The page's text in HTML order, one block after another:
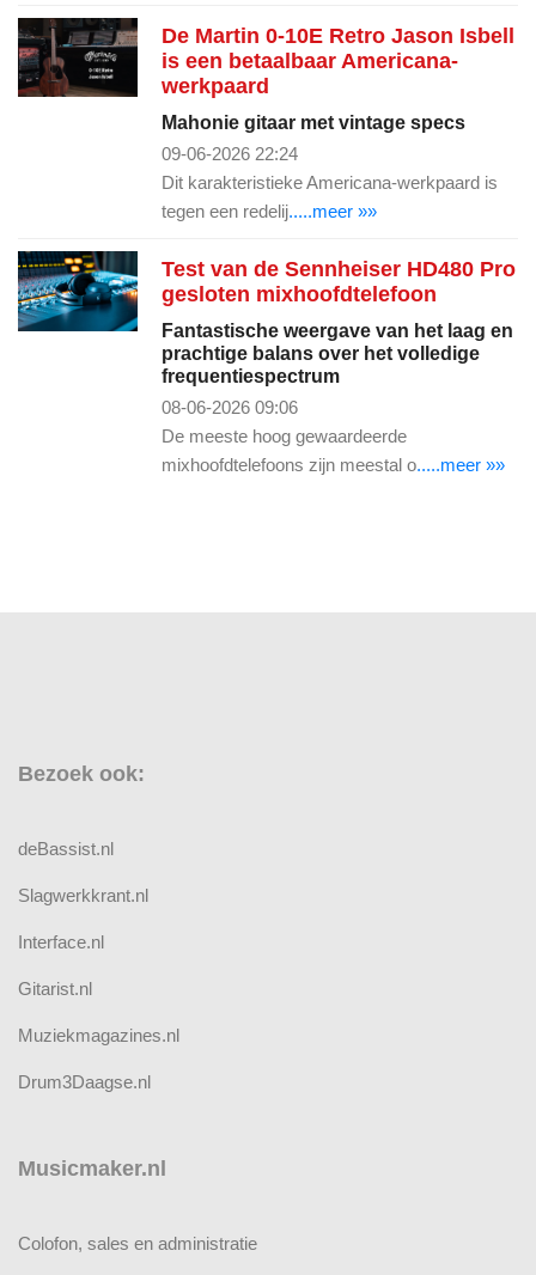
De Martin 0-10E Retro Jason Isbell
is een betaalbaar Americana-
werkpaard
Mahonie gitaar met vintage specs
09-06-2026 22:24
Dit karakteristieke Americana-werkpaard is
tegen een redelij.....meer »»
Test van de Sennheiser HD480 Pro
gesloten mixhoofdtelefoon
Fantastische weergave van het laag en
prachtige balans over het volledige
frequentiespectrum
08-06-2026 09:06
De meeste hoog gewaardeerde
mixhoofdtelefoons zijn meestal o.....meer »»
Bezoek ook:
deBassist.nl
Slagwerkkrant.nl
Interface.nl
Gitarist.nl
Muziekmagazines.nl
Drum3Daagse.nl
Musicmaker.nl
Colofon, sales en administratie